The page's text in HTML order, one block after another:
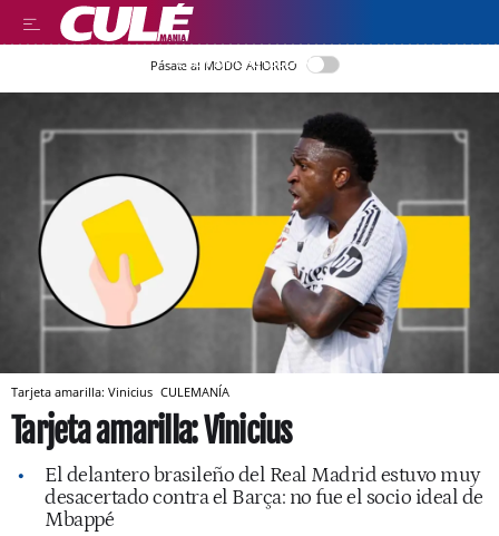
LEER EN CASTELLANO
Pásate al MODO AHORRO
Tarjeta amarilla: Vinicius CULEMANÍA
Tarjeta amarilla: Vinicius
El delantero brasileño del Real Madrid estuvo muy
desacertado contra el Barça: no fue el socio ideal de
Mbappé